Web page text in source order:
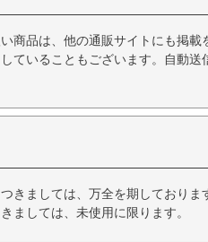
商品は、他の通販サイトにも掲
ていることもございます。自動
きましては、万全を期しており
ましては、未使用に限ります。